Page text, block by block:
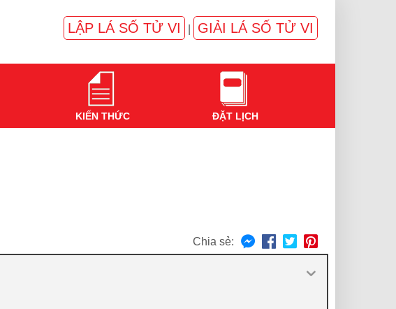
LẬP LÁ SỐ TỬ VI GIẢI LÁ SỐ TỬ VI
KIẾN THỨC ĐẶT LỊCH
Chia sẻ: